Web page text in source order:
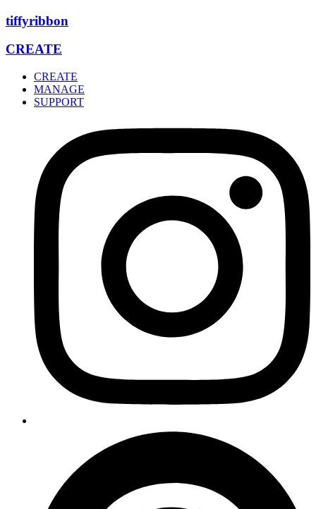
Zum
Inhalt
wechseln
tiffyribbon
CREATE
CREATE
MANAGE
SUPPORT